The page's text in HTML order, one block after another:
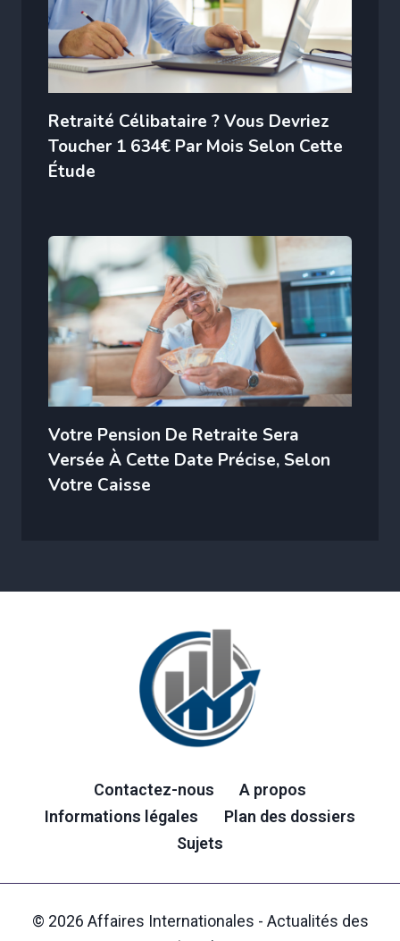
Retraité Célibataire ? Vous Devriez
Toucher 1 634€ Par Mois Selon Cette
Étude
Votre Pension De Retraite Sera
Versée À Cette Date Précise, Selon
Votre Caisse
Contactez-nous
A propos
Informations légales
Plan des dossiers
Sujets
© 2026 Affaires Internationales - Actualités des